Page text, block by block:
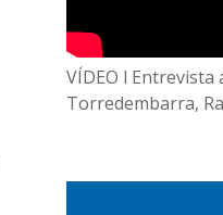
VÍDEO l Entrevista
Torredembarra,